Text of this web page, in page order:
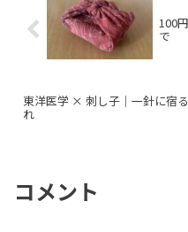
100
で
東洋医学 × 刺し子｜一針に宿
れ
コメント